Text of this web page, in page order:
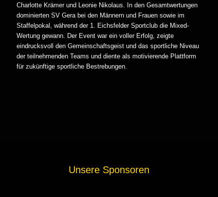
Charlotte Krämer und Leonie Nikolaus. In den Gesamtwertungen
dominierten SV Gera bei den Männern und Frauen sowie im
Staffelpokal, während der 1. Eichsfelder Sportclub die Mixed-
Wertung gewann. Der Event war ein voller Erfolg, zeigte
eindrucksvoll den Gemeinschaftsgeist und das sportliche Niveau
der teilnehmenden Teams und diente als motivierende Plattform
für zukünftige sportliche Bestrebungen.
Unsere Sponsoren